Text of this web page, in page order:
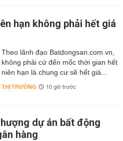
hạn không phải hết giá
Theo lãnh đạo Batdongsan.com.vn,
không phải cứ đến mốc thời gian hết
niên hạn là chung cư sẽ hết giá...
THỊ TRƯỜNG 10 giờ trước
dự án bất động
hàng